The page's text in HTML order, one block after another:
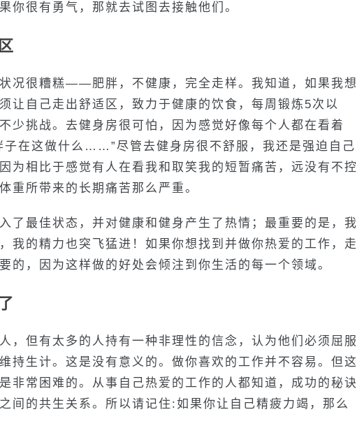
你很有勇气，那就去试图去接触他们。
况很糟糕——肥胖，不健康，完全走样。我知道，如果我想
让自己走出舒适区，致力于健康的饮食，每周锻炼5次以
少挑战。去健身房很可怕，因为感觉好像每个人都在看着
子在这做什么……”尽管去健身房很不舒服，我还是强迫自己
为相比于感觉有人在看我和取笑我的短暂痛苦，远没有不控
重所带来的长期痛苦那么严重。
了最佳状态，并对健康和健身产生了热情；最重要的是，我
我的精力也突飞猛进！如果你想找到并做你热爱的工作，走
的，因为这样做的好处会倾注到你生活的每一个领域。
，但有太多的人持有一种非理性的信念，认为他们必须屈服
持生计。这是没有意义的。做你喜欢的工作并不容易。但这
非常困难的。从事自己热爱的工作的人都知道，成功的秘诀
间的共生关系。所以请记住:如果你让自己精疲力竭，那么